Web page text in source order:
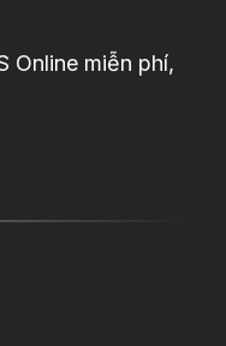
Online miễn phí,